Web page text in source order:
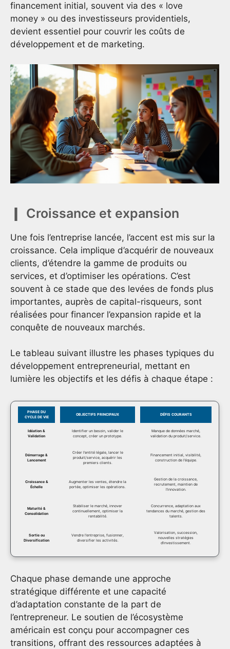
financement initial, souvent via des « love
money » ou des investisseurs providentiels,
devient essentiel pour couvrir les coûts de
développement et de marketing.
Croissance et expansion
Une fois l’entreprise lancée, l’accent est mis sur la
croissance. Cela implique d’acquérir de nouveaux
clients, d’étendre la gamme de produits ou
services, et d’optimiser les opérations. C’est
souvent à ce stade que des levées de fonds plus
importantes, auprès de capital-risqueurs, sont
réalisées pour financer l’expansion rapide et la
conquête de nouveaux marchés.
Le tableau suivant illustre les phases typiques du
développement entrepreneurial, mettant en
lumière les objectifs et les défis à chaque étape :
PHASE DU
CYCLE DE VIE
OBJECTIFS PRINCIPAUX DÉFIS COURANTS
Idéation &
Validation
Identifier un besoin, valider le
concept, créer un prototype.
Manque de données marché,
validation du produit/service.
Démarrage &
Lancement
Créer l’entité légale, lancer le
produit/service, acquérir les
premiers clients.
Financement initial, visibilité,
construction de l’équipe.
Croissance &
Échelle
Augmenter les ventes, étendre la
portée, optimiser les opérations.
Gestion de la croissance,
recrutement, maintien de
l’innovation.
Maturité &
Consolidation
Stabiliser le marché, innover
continuellement, optimiser la
rentabilité.
Concurrence, adaptation aux
tendances du marché, gestion des
talents.
Sortie ou
Diversification
Vendre l’entreprise, fusionner,
diversifier les activités.
Valorisation, succession,
nouvelles stratégies
d’investissement.
Chaque phase demande une approche
stratégique différente et une capacité
d’adaptation constante de la part de
l’entrepreneur. Le soutien de l’écosystème
américain est conçu pour accompagner ces
transitions, offrant des ressources adaptées à